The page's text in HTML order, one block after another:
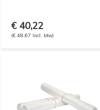
€ 40,22
(€ 48,67 Incl. btw)